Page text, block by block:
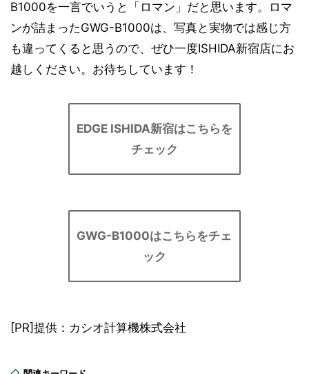
B1000を一言でいうと「ロマン」だと思います。ロマ
ンが詰まったGWG-B1000は、写真と実物では感じ方
も違ってくると思うので、ぜひ一度ISHIDA新宿店にお
越しください。お待ちしています！
EDGE ISHIDA新宿はこちらを
チェック
GWG-B1000はこちらをチェ
ック
[PR]提供：カシオ計算機株式会社